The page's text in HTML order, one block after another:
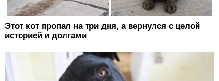
Этот кот пропал на три дня, а вернулся с целой
историей и долгами